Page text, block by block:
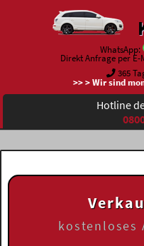
WhatsApp:
Direkt Anfrage per
365
>> > Wir sind
Hotline
kostenloses